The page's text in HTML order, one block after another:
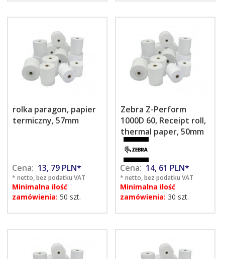
rolka paragon, papier
termiczny, 57mm
Cena: 13, 79 PLN*
* netto, bez podatku VAT
Minimalna ilość
zamówienia: 50 szt.
Zebra Z-Perform
1000D 60, Receipt roll,
thermal paper, 50mm
Cena: 14, 61 PLN*
* netto, bez podatku VAT
Minimalna ilość
zamówienia: 30 szt.